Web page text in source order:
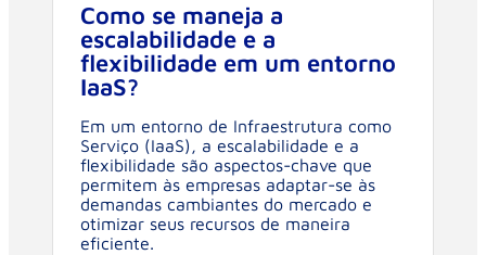
Como se maneja a
escalabilidade e a
flexibilidade em um entorno
IaaS?
Em um entorno de Infraestrutura como
Serviço (IaaS), a escalabilidade e a
flexibilidade são aspectos-chave que
permitem às empresas adaptar-se às
demandas cambiantes do mercado e
otimizar seus recursos de maneira
eficiente.